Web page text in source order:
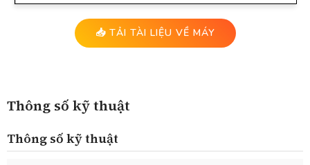
📥 TẢI TÀI LIỆU VỀ MÁY
Thông số kỹ thuật
Thông số kỹ thuật